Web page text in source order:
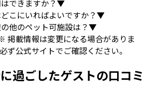
できますか？▼
こにいればよいですか？▼
他のペット可施設は？▼
掲載情報は変更になる場合がありま
ず公式サイトでご確認ください。
過ごしたゲストの口コミ